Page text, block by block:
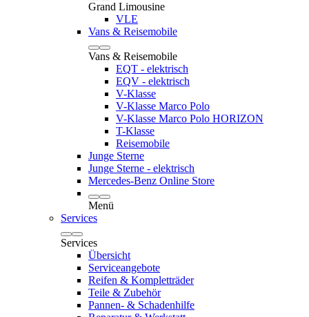
Grand Limousine
VLE
Vans & Reisemobile
Vans & Reisemobile
EQT - elektrisch
EQV - elektrisch
V-Klasse
V-Klasse Marco Polo
V-Klasse Marco Polo HORIZON
T-Klasse
Reisemobile
Junge Sterne
Junge Sterne - elektrisch
Mercedes-Benz Online Store
Menü
Services
Services
Übersicht
Serviceangebote
Reifen & Kompletträder
Teile & Zubehör
Pannen- & Schadenhilfe